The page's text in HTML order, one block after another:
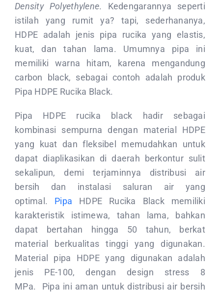
Density Polyethylene. Kedengarannya seperti
istilah yang rumit ya? tapi, sederhananya,
HDPE adalah jenis pipa rucika yang elastis,
kuat, dan tahan lama. Umumnya pipa ini
memiliki warna hitam, karena mengandung
carbon black, sebagai contoh adalah produk
Pipa HDPE Rucika Black.
Pipa HDPE rucika black hadir sebagai
kombinasi sempurna dengan material HDPE
yang kuat dan fleksibel memudahkan untuk
dapat diaplikasikan di daerah berkontur sulit
sekalipun, demi terjaminnya distribusi air
bersih dan instalasi saluran air yang
optimal. Pipa HDPE Rucika Black memiliki
karakteristik istimewa, tahan lama, bahkan
dapat bertahan hingga 50 tahun, berkat
material berkualitas tinggi yang digunakan.
Material pipa HDPE yang digunakan adalah
jenis PE-100, dengan design stress 8
MPa. Pipa ini aman untuk distribusi air bersih